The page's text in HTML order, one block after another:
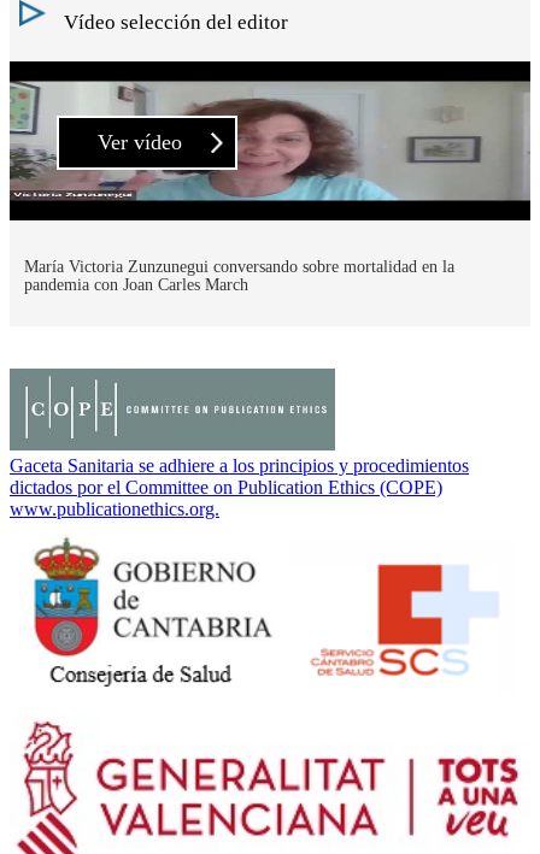
Vídeo selección del editor
Ver vídeo
María Victoria Zunzunegui conversando sobre mortalidad en la
pandemia con Joan Carles March
Gaceta Sanitaria se adhiere a los principios y procedimientos
dictados por el Committee on Publication Ethics (COPE)
www.publicationethics.org.